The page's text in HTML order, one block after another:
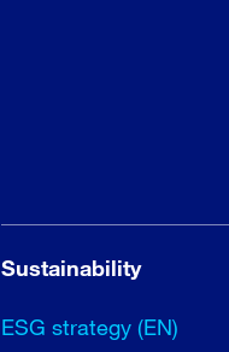
Sustainability
ESG strategy (EN)